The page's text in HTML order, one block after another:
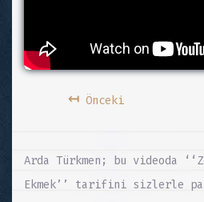
↤Önceki
Arda Türkmen; bu videoda
Ekmek’’ tarifini sizlerle